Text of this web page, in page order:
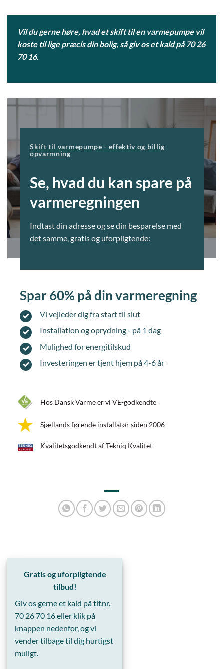
Vil du gerne høre, hvad et skift til en varmepumpe vil
koste til lige præcis din bolig, så giv os et kald på 70 26
70 16.
Spar 60% på din varmeregning
Vi vejleder dig fra start til slut
Installation og oprydning - på 1 dag
Mulighed for energitilskud
Investeringen er tjent hjem på 4-6 år
Skift til varmepumpe - effektiv og billig
opvarmning
Se, hvad du kan spare på
varmeregningen
Indtast din adresse og se din besparelse med
det samme, gratis og uforpligtende:
Hos Dansk Varme er vi VE-godkendte
Sjællands førende installatør siden 2006
Kvalitetsgodkendt af Tekniq Kvalitet
Gratis og uforpligtende
tilbud!
Giv os gerne et kald på tlf.nr.
70 26 70 16eller klik på
knappen nedenfor, og vi
vender tilbage til dig hurtigst
muligt.